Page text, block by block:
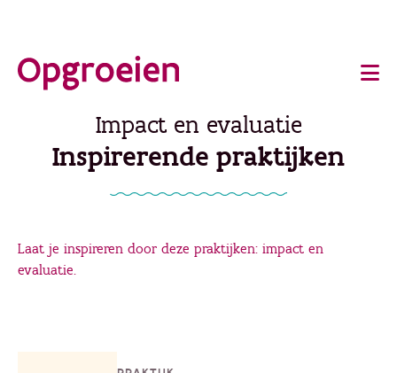
direct
Main
navigationImpact en evaluatie
Inspirerende praktijken
Laat je inspireren door deze praktijken: impact en
evaluatie.